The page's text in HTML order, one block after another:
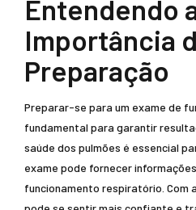
Entendendo
Importância
Preparação
Preparar-se para um exame de
fundamental para garantir
saúde dos pulmões é essencial
exame pode fornecer
funcionamento respiratório. Com